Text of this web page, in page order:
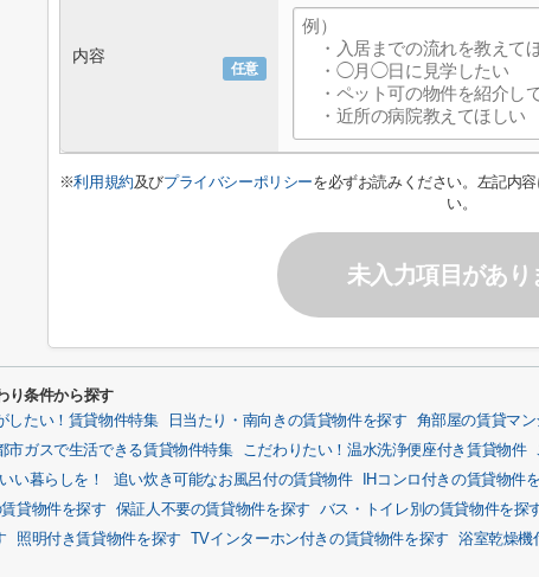
任意
内容
※利用規約及びプライバシーポリシーを必ずお読みください。左記内
い。
未入力項目があり
り条件から探す
したい！賃貸物件特集 日当たり・南向きの賃貸物件を探す
角部屋の賃貸マ
市ガスで生活できる賃貸物件特集 こだわりたい！温水洗浄便座付き賃貸物件
い暮らしを！
追い炊き可能なお風呂付の賃貸物件 IHコンロ付きの賃貸物件
貸物件を探す 保証人不要の賃貸物件を探す バス・トイレ別の賃貸物件を探
照明付き賃貸物件を探す TVインターホン付きの賃貸物件を探す
浴室乾燥機